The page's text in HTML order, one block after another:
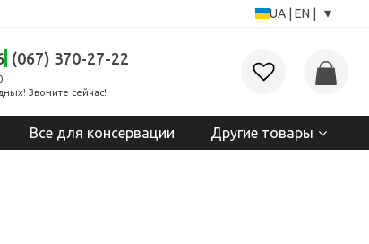
UA EN ▾
(067) 370-27-22
Звоните сейчас!
Все для консервации Другие товары